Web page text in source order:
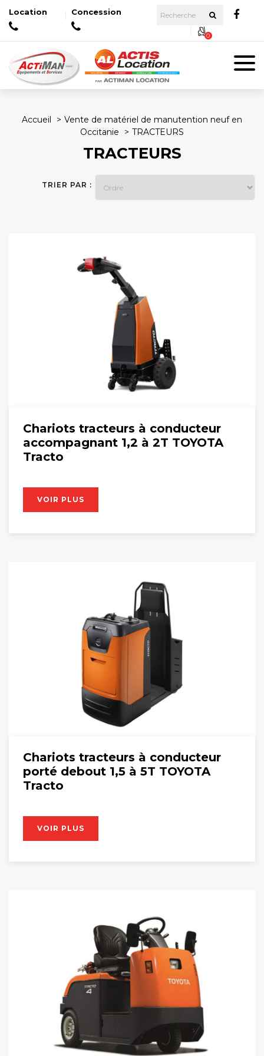
Location Concession
0
Accueil
Vente de matériel de manutention neuf en
Occitanie
TRACTEURS
TRACTEURS
TRIER PAR :
Chariots tracteurs à conducteur
accompagnant 1,2 à 2T TOYOTA
Tracto
VOIR PLUS
Chariots tracteurs à conducteur
porté debout 1,5 à 5T TOYOTA
Tracto
VOIR PLUS